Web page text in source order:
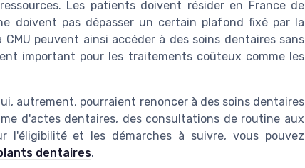
Les patients doivent résider en France de
doivent pas dépasser un certain plafond fixé par la
peuvent ainsi accéder à des soins dentaires sans
important pour les traitements coûteux comme les
autrement, pourraient renoncer à des soins dentaires
d'actes dentaires, des consultations de routine aux
l'éligibilité et les démarches à suivre, vous pouvez
dentaires.